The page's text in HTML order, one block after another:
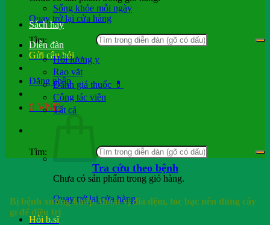
Quay trở lại cửa hàng
Tìm:
Gửi câu hỏi
Đăng nhập
0 VND
Chưa có sản phẩm trong giỏ hàng.
Quay trở lại cửa hàng
Hỏi b.sĩ
Sống khỏe mỗi ngày
Sách hay
Diễn đàn
Hỏi lương y
Rao vặt
Đánh giá thuốc 💊
Cộng tác viên
Tất cả
Tìm:
Tra cứu theo bệnh
Bị bệnh xương khớp, thoát vị đĩa đệm, tóc bạc nên dùng cây
gì để điều trị